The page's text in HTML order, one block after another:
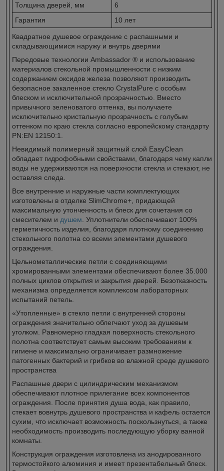
Толщина дверей, мм
6
Гарантия
10 лет
Квадратное душевое ограждение с распашными и
складывающимися наружу и внутрь дверями
Передовые технологии Ambassador ® и использование
материалов стекольной промышленности с низким
содержанием оксидов железа позволяют производить
безопасное закаленное стекло CrystalPure с особым
блеском и исключительной прозрачностью. Вместо
привычного зеленоватого оттенка, вы получаете
исключительно кристальную прозрачность с голубым
оттенком по краю стекла согласно европейскому стандарту
PN:EN 12150:1.
Невидимый полимерный защитный слой EasyClean
обладает гидрофобными свойствами, благодаря чему капли
воды не удерживаются на поверхности стекла и стекают, не
оставляя следа.
Все внутренние и наружные части комплектующих
изготовлены в отделке SlimChrome+, придающей
максимальную утонченность и блеск для сочетания со
смесителем и душем . Уплотнители обеспечивают 100%
герметичность изделия, благодаря плотному соединению
стекольного полотна со всеми элементами душевого
ограждения.
Цельнометаллические петли с соединяющими
хромированными элементами обеспечивают более 35.000
полных циклов открытия и закрытия дверей. Безотказность
механизма определяется комплексом лабораторных
испытаний петель.
«Утопленные» в стекло петли с внутренней стороны
ограждения значительно облегчают уход за душевым
уголком. Равномерно гладкая поверхность стекольного
полотна соответствует самым высоким требованиям к
гигиене и максимально ограничивает размножение
патогенных бактерий и грибков во влажной среде душевого
пространства
Распашные двери с цилиндрическим механизмом
обеспечивают плотное прилегание всех компонентов
ограждения. После принятия душа вода, как правило,
стекает вовнутрь душевого пространства и кафель остается
сухим, что исключает возможность поскользнуться, а также
необходимость производить последующую уборку ванной
комнаты.
Конструкция ограждения изготовлена из анодированного
термостойкого алюминия и имеет презентабельный блеск.